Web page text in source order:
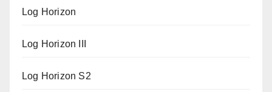
Log Horizon
Log Horizon III
Log Horizon S2